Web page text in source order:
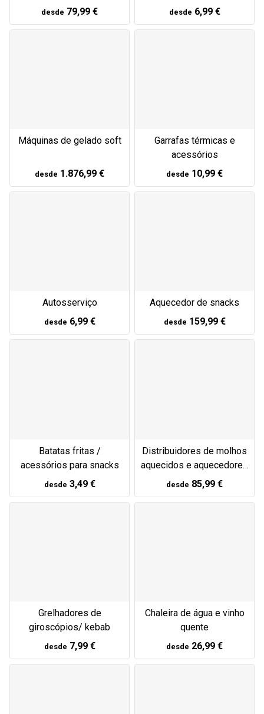
desde 79,99 €
fazer cubos de gelo
desde 6,99 €
Máquinas de gelado soft
desde 1.876,99 €
Garrafas térmicas e
acessórios
desde 10,99 €
Autosserviço
desde 6,99 €
Aquecedor de snacks
desde 159,99 €
Batatas fritas /
acessórios para snacks
desde 3,49 €
Distribuidores de molhos
aquecidos e aquecedores
de queijo/chocolate
desde 85,99 €
Grelhadores de
giroscópios/ kebab
desde 7,99 €
Chaleira de água e vinho
quente
desde 26,99 €